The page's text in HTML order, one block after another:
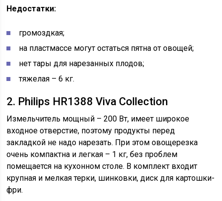
Недостатки:
громоздкая;
на пластмассе могут остаться пятна от овощей;
нет тары для нарезанных плодов;
тяжелая – 6 кг.
2. Philips HR1388 Viva Collection
Измельчитель мощный – 200 Вт, имеет широкое
входное отверстие, поэтому продукты перед
закладкой не надо нарезать. При этом овощерезка
очень компактна и легкая – 1 кг, без проблем
помещается на кухонном столе. В комплект входит
крупная и мелкая терки, шинковки, диск для картошки-
фри.